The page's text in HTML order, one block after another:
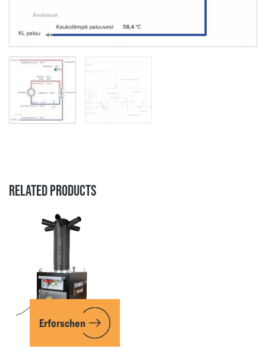
RELATED PRODUCTS
Erforschen